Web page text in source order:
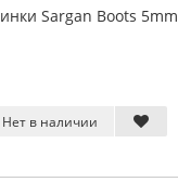
Sargan Boots 5mm
Нет в наличии